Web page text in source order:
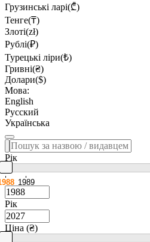
Грузинські ларі(₾)
Тенге(₸)
Злоті(zł)
Рублі(₽)
Турецькі ліри(₺)
Гривні(₴)
Долари($)
Мова:
English
Русский
Українська
Рік
1989
Рік
Ціна (₴)